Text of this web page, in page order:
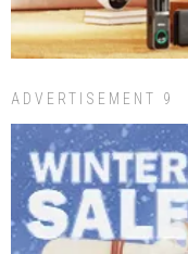
ADVERTISEMENT 9